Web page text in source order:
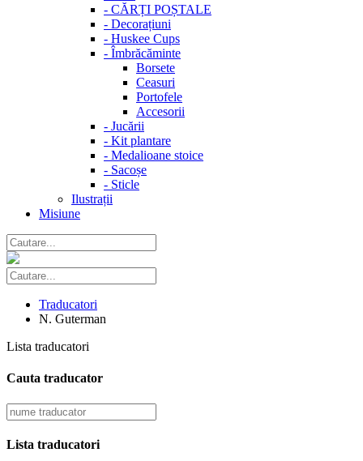
- CĂRȚI POȘTALE
- Decorațiuni
- Huskee Cups
- Îmbrăcăminte
Borsete
Ceasuri
Portofele
Accesorii
- Jucării
- Kit plantare
- Medalioane stoice
- Sacoșe
- Sticle
Ilustrații
Misiune
Traducatori
N. Guterman
Lista traducatori
Cauta traducator
Lista traducatori